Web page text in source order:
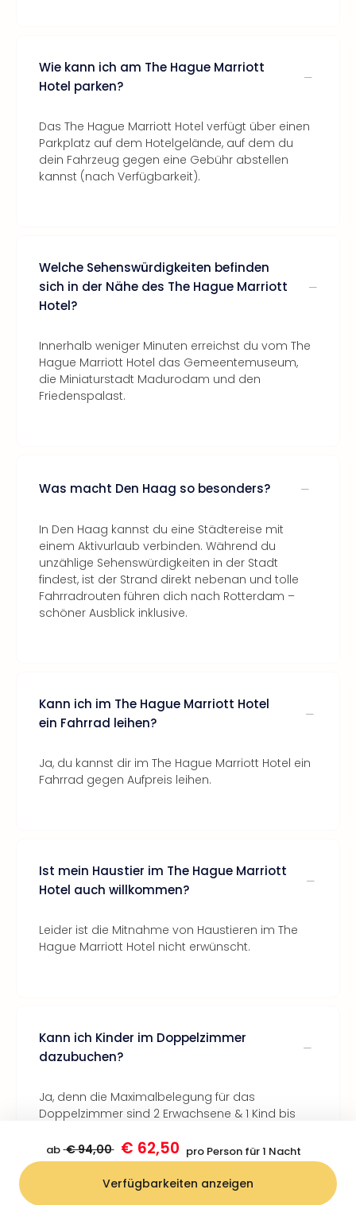
Wie kann ich am The Hague Marriott
Hotel parken?
Das The Hague Marriott Hotel verfügt über einen
Parkplatz auf dem Hotelgelände, auf dem du
dein Fahrzeug gegen eine Gebühr abstellen
kannst (nach Verfügbarkeit).
Welche Sehenswürdigkeiten befinden
sich in der Nähe des The Hague Marriott
Hotel?
Innerhalb weniger Minuten erreichst du vom The
Hague Marriott Hotel das Gemeentemuseum,
die Miniaturstadt Madurodam und den
Friedenspalast.
Was macht Den Haag so besonders?
In Den Haag kannst du eine Städtereise mit
einem Aktivurlaub verbinden. Während du
unzählige Sehenswürdigkeiten in der Stadt
findest, ist der Strand direkt nebenan und tolle
Fahrradrouten führen dich nach Rotterdam –
schöner Ausblick inklusive.
Kann ich im The Hague Marriott Hotel
ein Fahrrad leihen?
Ja, du kannst dir im The Hague Marriott Hotel ein
Fahrrad gegen Aufpreis leihen.
Ist mein Haustier im The Hague Marriott
Hotel auch willkommen?
Leider ist die Mitnahme von Haustieren im The
Hague Marriott Hotel nicht erwünscht.
Kann ich Kinder im Doppelzimmer
dazubuchen?
Ja, denn die Maximalbelegung für das
Doppelzimmer sind 2 Erwachsene & 1 Kind bis
kostenfrei im Bett der Eltern schlafen.
ab € 94,00 € 62,50 pro Person für 1 Nacht
Verfügbarkeiten anzeigen